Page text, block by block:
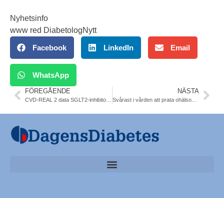
Nyhetsinfo
www red DiabetologNytt
Facebook LinkedIn Email
WhatsApp
FÖREGÅENDE NÄSTA
Svårast i vården att prata ohälsosamma matvanor, största riskfaktorn för ohälsa. Svenska Läkaresällskapet